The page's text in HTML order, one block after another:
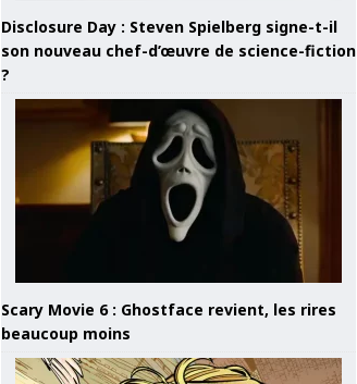
Disclosure Day : Steven Spielberg signe-t-il
son nouveau chef-d’œuvre de science-fiction
?
Scary Movie 6 : Ghostface revient, les rires
beaucoup moins